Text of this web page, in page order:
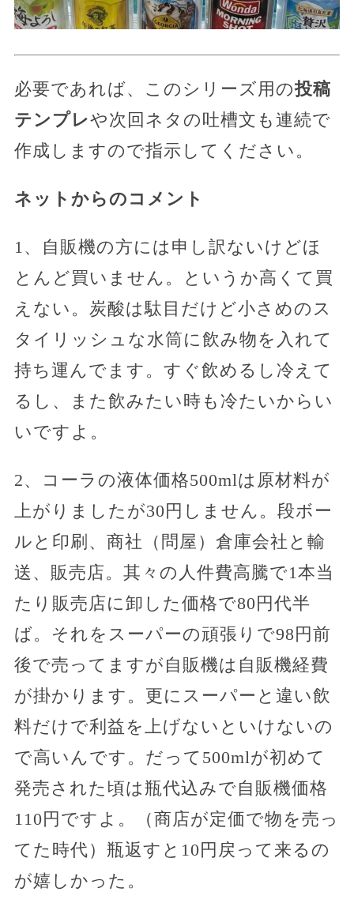
必要であれば、このシリーズ用の投稿
テンプレや次回ネタの吐槽文も連続で
作成しますので指示してください。
ネットからのコメント
1、自販機の方には申し訳ないけどほ
とんど買いません。というか高くて買
えない。炭酸は駄目だけど小さめのス
タイリッシュな水筒に飲み物を入れて
持ち運んでます。すぐ飲めるし冷えて
るし、また飲みたい時も冷たいからい
いですよ。
2、コーラの液体価格500mlは原材料が
上がりましたが30円しません。段ボー
ルと印刷、商社（問屋）倉庫会社と輸
送、販売店。其々の人件費高騰で1本当
たり販売店に卸した価格で80円代半
ば。それをスーパーの頑張りで98円前
後で売ってますが自販機は自販機経費
が掛かります。更にスーパーと違い飲
料だけで利益を上げないといけないの
で高いんです。だって500mlが初めて
発売された頃は瓶代込みで自販機価格
110円ですよ。（商店が定価で物を売っ
てた時代）瓶返すと10円戻って来るの
が嬉しかった。